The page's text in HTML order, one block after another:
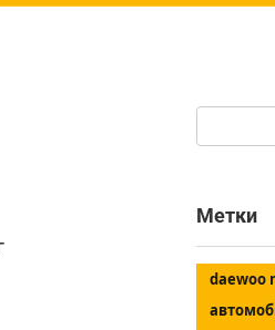
Метки
daewoo